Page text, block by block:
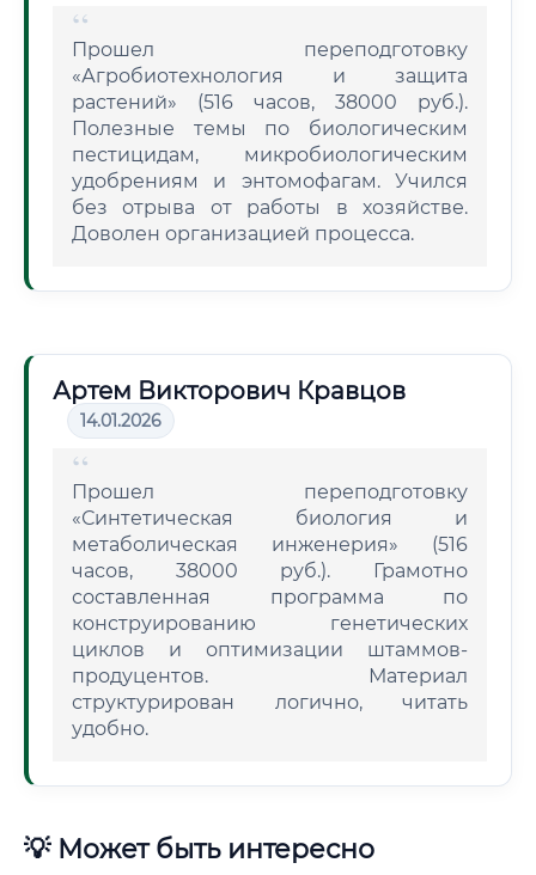
Прошел переподготовку
«Агробиотехнология и защита
растений» (516 часов, 38000 руб.).
Полезные темы по биологическим
пестицидам, микробиологическим
удобрениям и энтомофагам. Учился
без отрыва от работы в хозяйстве.
Доволен организацией процесса.
Артем Викторович Кравцов
14.01.2026
Прошел переподготовку
«Синтетическая биология и
метаболическая инженерия» (516
часов, 38000 руб.). Грамотно
составленная программа по
конструированию генетических
циклов и оптимизации штаммов-
продуцентов. Материал
структурирован логично, читать
удобно.
💡 Может быть интересно